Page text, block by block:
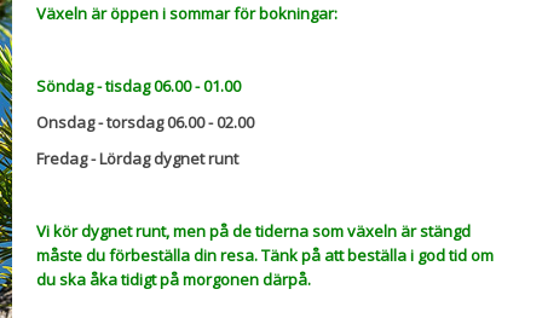
Växeln är öppen i sommar för bokningar:
Söndag - tisdag 06.00 - 01.00
Onsdag - torsdag 06.00 - 02.00
Fredag - Lördag dygnet runt
Vi kör dygnet runt, men på de tiderna som växeln är stängd
måste du förbeställa din resa. Tänk på att beställa i god tid om
du ska åka tidigt på morgonen därpå.